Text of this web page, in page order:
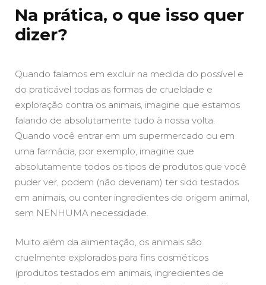
Na prática, o que isso quer
dizer?
Quando falamos em excluir na medida do possível e
do praticável todas as formas de crueldade e
exploração contra os animais, imagine que estamos
falando de absolutamente tudo à nossa volta.
Quando você entrar em um supermercado ou em
uma farmácia, por exemplo, imagine que
absolutamente todos os tipos de produtos que você
puder ver, podem (não deveriam) ter sido testados
em animais, ou conter ingredientes de origem animal,
sem NENHUMA necessidade.
Muito além da alimentação, os animais são
cruelmente explorados para fins cosméticos
(produtos testados em animais, ingredientes de